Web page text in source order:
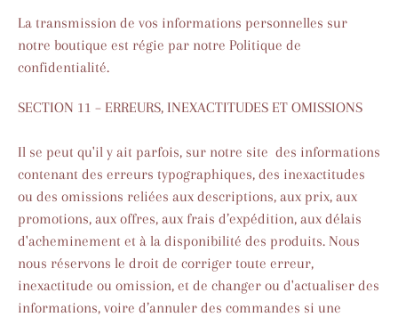
La transmission de vos informations personnelles sur
notre boutique est régie par notre Politique de
confidentialité.
SECTION 11 – ERREURS, INEXACTITUDES ET OMISSIONS
Il se peut qu'il y ait parfois, sur notre site des informations
contenant des erreurs typographiques, des inexactitudes
ou des omissions reliées aux descriptions, aux prix, aux
promotions, aux offres, aux frais d’expédition, aux délais
d'acheminement et à la disponibilité des produits. Nous
nous réservons le droit de corriger toute erreur,
inexactitude ou omission, et de changer ou d'actualiser des
informations, voire d’annuler des commandes si une